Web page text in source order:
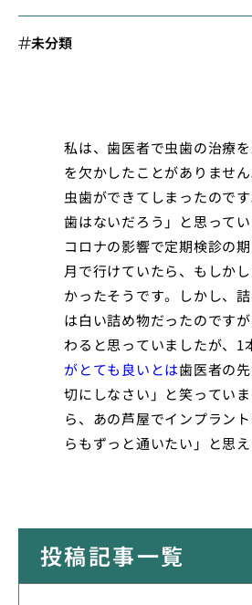
未分類
私は、歯医者で虫歯の治療
を欠かしたことがありませ
虫歯ができてしまったのです
歯はないだろう」と思って
コロナの影響で定期検診の
月で行けていたら、もしか
かったそうです。しかし、
は白い詰め物だったのです
わると思っていましたが、1
がとても良いとは歯医者の
切にしなさい」と笑ってい
ら、あの芦屋でインプラン
らもずっと通いたい」と思
投稿記事一覧